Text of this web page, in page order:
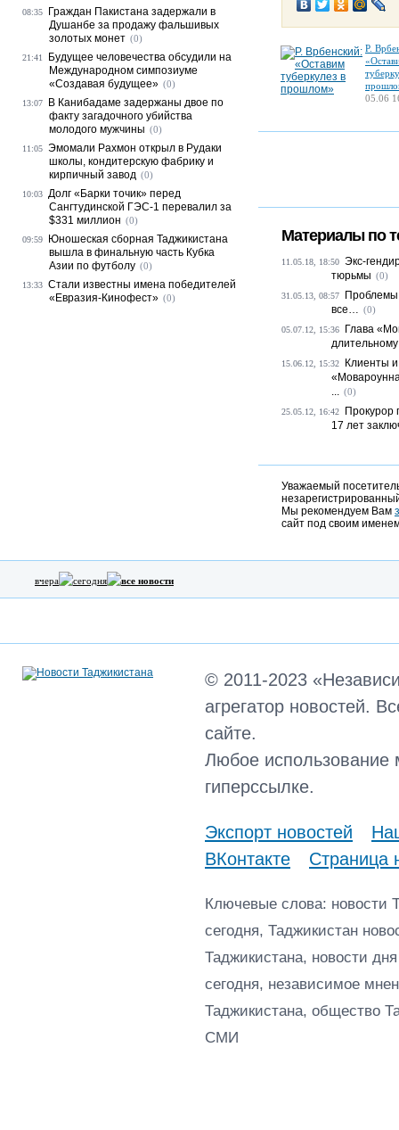
Р.
05.06
Материалы по
11.05.18, 18:50 Экс-
тюрьмы (0)
31.05.13, 08:57
все… (0)
05.07.12, 15:36
Глава
длительному
15.06.12, 15:32
Клиенты
... (0)
25.05.12, 16:42
Прокурор
17 лет
Уважаемый
Мы рекомендуем Вам
сайт под своим
08:35
Граждан Пакистана задержали в
Душанбе за продажу фальшивых
золотых монет (0)
21:41
Будущее человечества обсудили на
Международном симпозиуме
«Создавая будущее» (0)
13:07
В Канибадаме задержаны двое по
факту загадочного убийства
молодого мужчины (0)
11:05 Эмомали Рахмон открыл в Рудаки
школы, кондитерскую фабрику и
кирпичный завод (0)
10:03 Долг «Барки точик» перед
Сангтудинской ГЭС-1 перевалил за
$331 миллион (0)
09:59
Юношеская сборная Таджикистана
вышла в финальную часть Кубка
Азии по футболу (0)
13:33 Стали известны имена победителей
«Евразия-Кинофест» (0)
вчера сегодня все новости
© 2011-2023
агрегатор новостей.
сайте.
Любое использование
гиперссылке.
Экспорт новостей
ВКонтакте
Страница
Ключевые слова: новости
сегодня, Таджикистан
Таджикистана, новости
сегодня, независимое
Таджикистана, общество
СМИ